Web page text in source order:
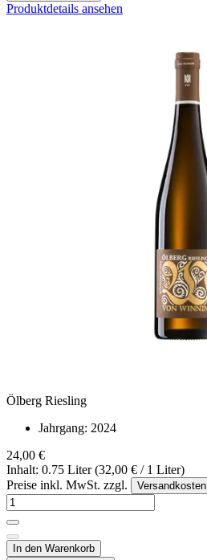
Produktdetails ansehen
Ölberg Riesling
Jahrgang: 2024
24,00 €
Inhalt: 0.75 Liter (32,00 € / 1 Liter)
Preise inkl. MwSt. zzgl.
Versandkosten
In den Warenkorb